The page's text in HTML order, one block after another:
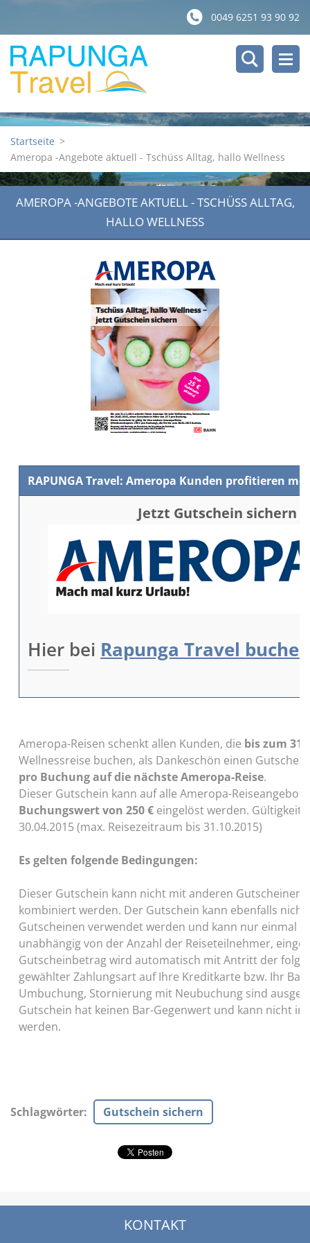
0049 6251 93 90 92
Startseite >
Ameropa -Angebote aktuell - Tschüss Alltag, hallo Wellness
AMEROPA -ANGEBOTE AKTUELL - TSCHÜSS ALLTAG,
HALLO WELLNESS
RAPUNGA Travel: Ameropa Kunden profitieren
Jetzt Gutschein sichern
Hier bei Rapunga Travel buchen
Ameropa-Reisen schenkt allen Kunden, die bis zum
Wellnessreise buchen, als Dankeschön einen
pro Buchungauf die nächste Ameropa-Reise.
Dieser Gutschein kann auf alle Ameropa-
Buchungswert von 250 € eingelöst werden. Gültigkeit
30.04.2015 (max. Reisezeitraum bis 31.10.2015)
Es gelten folgende Bedingungen:
Dieser Gutschein kann nicht mit anderen Gutscheinen
kombiniert werden. Der Gutschein kann ebenfalls
Gutscheinen verwendet werden und kann nur einmal
unabhängig von der Anzahl der Reiseteilnehmer,
Gutscheinbetrag wird automatisch mit Antritt der
gewählter Zahlungsart auf Ihre Kreditkarte bzw. Ihr
Umbuchung, Stornierung mit Neubuchung sind
Gutschein hat keinen Bar-Gegenwert und kann nicht in
werden.
Schlagwörter: Gutschein sichern
KONTAKT